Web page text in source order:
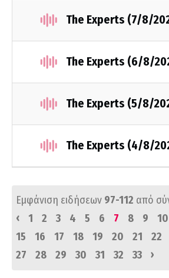
The Experts (7/8/
The Experts (6/8/
The Experts (5/8/
The Experts (4/8/
Εμφάνιση ειδήσεων 97-112 από
‹
1 2 3 4 5 6 7 8 9 10
15
16 17 18 19 20 21 22
27
28 29 30 31 32 33 ›